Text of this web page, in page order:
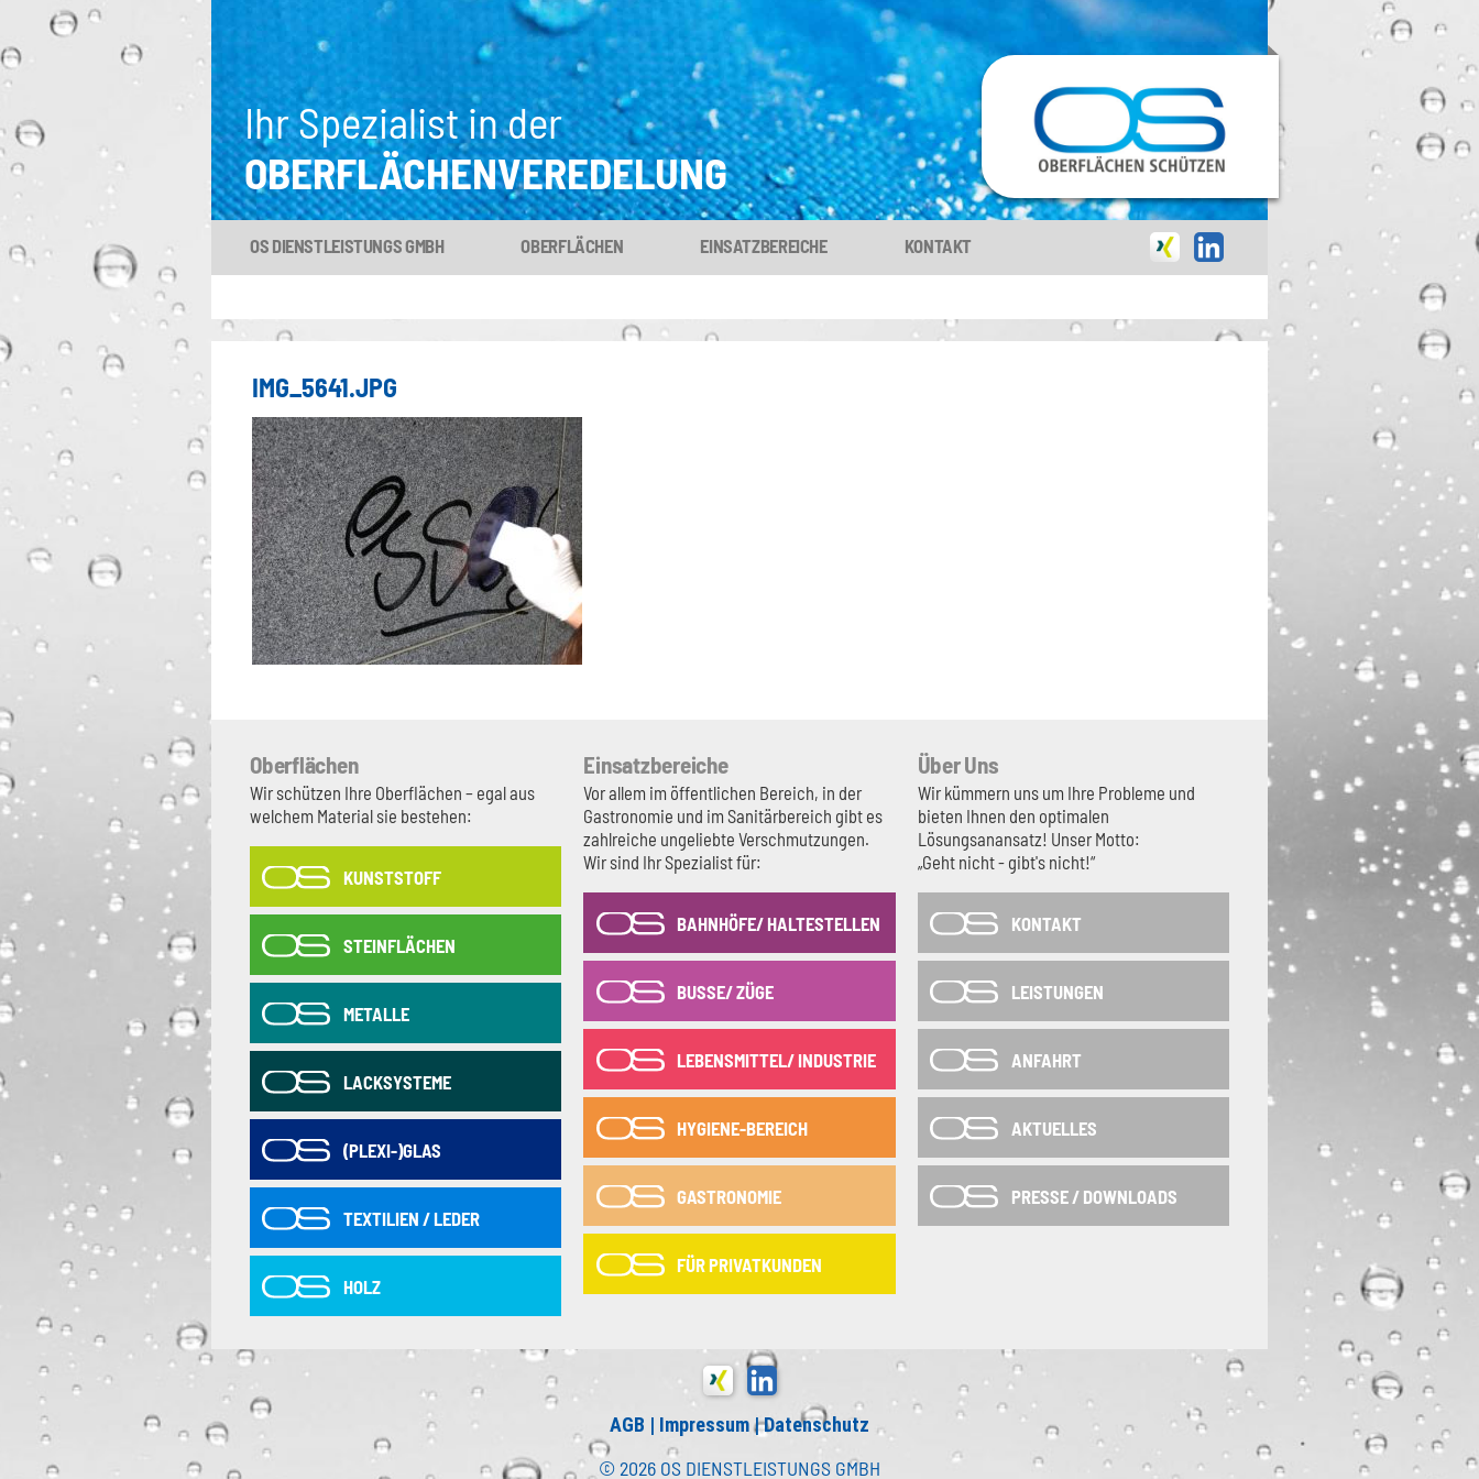
Ihr Spezialist in der
OBERFLÄCHENVEREDELUNG
OS DIENSTLEISTUNGS GMBH OBERFLÄCHEN EINSATZBEREICHE KONTAKT
IMG_5641.JPG
Oberflächen
Wir schützen Ihre Oberflächen – egal aus
welchem Material sie bestehen:
KUNSTSTOFF
STEINFLÄCHEN
METALLE
LACKSYSTEME
(PLEXI-)GLAS
TEXTILIEN / LEDER
HOLZ
Einsatzbereiche
Vor allem im öffentlichen Bereich, in der
Gastronomie und im Sanitärbereich gibt es
zahlreiche ungeliebte Verschmutzungen.
Wir sind Ihr Spezialist für:
BAHNHÖFE/ HALTESTELLEN
BUSSE/ ZÜGE
LEBENSMITTEL/ INDUSTRIE
HYGIENE-BEREICH
GASTRONOMIE
FÜR PRIVATKUNDEN
Über Uns
Wir kümmern uns um Ihre Probleme und
bieten Ihnen den optimalen
Lösungsanansatz! Unser Motto:
„Geht nicht - gibt's nicht!“
KONTAKT
LEISTUNGEN
ANFAHRT
AKTUELLES
PRESSE / DOWNLOADS
AGB | Impressum|Datenschutz
© 2026 OS DIENSTLEISTUNGS GMBH